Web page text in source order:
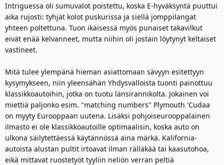
Intriguessa oli sumuvalot poistettu, koska E-hyväksyntä puuttui
aika rujosti: tyhjät kolot puskurissa ja siellä jomppilangat
yhteen poltettuna. Tuon ikäisessä myös punaiset takavilkut
eivät enää kelvanneet, mutta niihin oli jostain löytynyt keltaiset
vastineet.
Mitä tulee ylempänä hieman asiattomaan sävyyn esitettyyn
kysymykseen, niin yleensähän Yhdysvalloista tuonti painottuu
klassikkoautoihin, jotka on tuotu länsirannikolta. Jokainen voi
miettiä paljonko esim. "matching numbers" Plymouth 'Cudaa
on myyty Eurooppaan uutena. Lisäksi pohjoiseurooppalainen
ilmasto ei ole klassikkoautoille optimaalisin, koska auto on
ulkona säilytettäessä käytännössä aina märkä. Kalifornia-
autoista alustan pultit irtoavat ilman rälläkää tai kaasutohoa,
eikä mittavat ruostetyöt tyyliin neliön verran peltiä